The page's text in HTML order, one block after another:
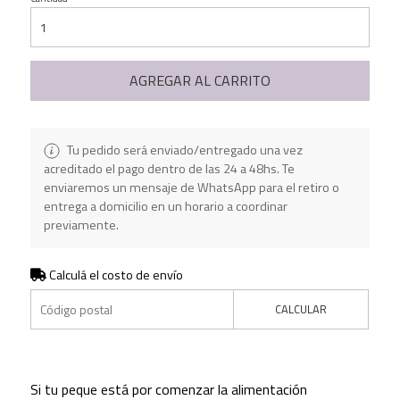
AGREGAR AL CARRITO
Tu pedido será enviado/entregado una vez
acreditado el pago dentro de las 24 a 48hs. Te
enviaremos un mensaje de WhatsApp para el retiro o
entrega a domicilio en un horario a coordinar
previamente.
Calculá el costo de envío
CALCULAR
Si tu peque está por comenzar la alimentación